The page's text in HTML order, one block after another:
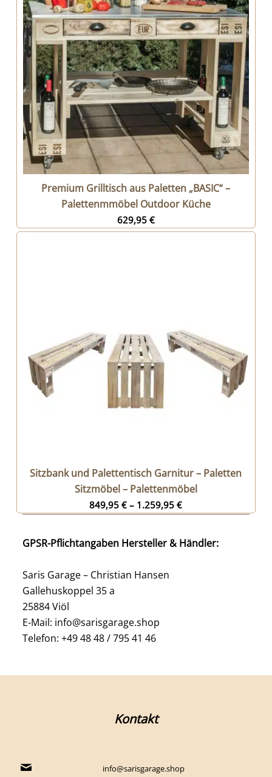
Premium Grilltisch aus Paletten „BASIC“ –
Palettenmmöbel Outdoor Küche
629,95 €
Sitzbank und Palettentisch Garnitur – Paletten
Sitzmöbel – Palettenmöbel
849,95€ – 1.259,95€
GPSR-Pflichtangaben Hersteller & Händler:
Saris Garage – Christian Hansen
Gallehuskoppel 35 a
25884 Viöl
E-Mail: info@sarisgarage.shop
Telefon: +49 48 48 / 795 41 46
Kontakt
info@sarisgarage.shop